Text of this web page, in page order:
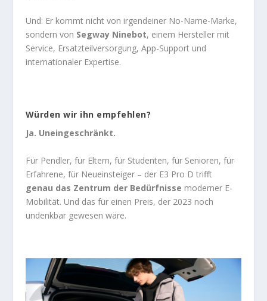
Und: Er kommt nicht von irgendeiner No-Name-Marke,
sondern von Segway Ninebot, einem Hersteller mit
Service, Ersatzteilversorgung, App-Support und
internationaler Expertise.
Würden wir ihn empfehlen?
Ja. Uneingeschränkt.
Für Pendler, für Eltern, für Studenten, für Senioren, für
Erfahrene, für Neueinsteiger – der E3 Pro D trifft
genau das Zentrum der Bedürfnisse moderner E-
Mobilität. Und das für einen Preis, der 2023 noch
undenkbar gewesen wäre.